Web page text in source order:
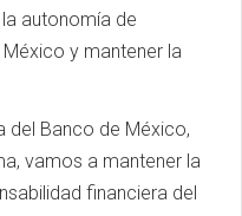
autonomía de
y mantener la
del Banco de México,
vamos a mantener la
financiera del